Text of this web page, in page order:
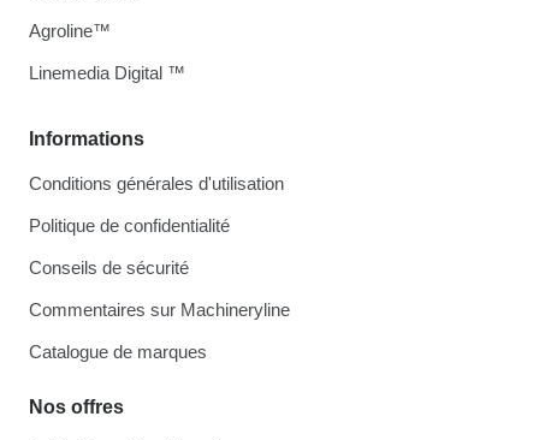
Informations
Conditions générales d'utilisation
Politique de confidentialité
Conseils de sécurité
Commentaires sur Machineryline
Catalogue de marques
Nos offres
Agroline™
Linemedia Digital ™